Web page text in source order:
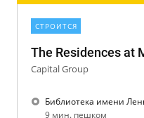
СТРОИТСЯ
The Residences at
Capital Group
9 мин. пешком